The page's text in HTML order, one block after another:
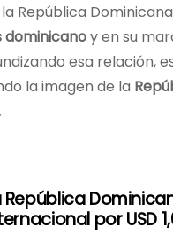
República
dominicanoy en su
esa relación,
la imagen de la
República
por USD